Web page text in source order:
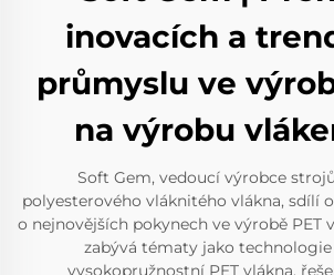
inovacích a
průmyslu ve
na výrobu
Soft Gem, vedoucí výrobce
polyesterového vláknitého vlákna, sdílí
o nejnovějších pokynech ve výrobě PET
zabývá tématy jako
vysokopružnostní PET vlákna,